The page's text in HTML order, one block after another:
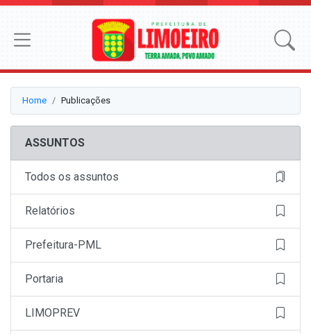
Home Publicações
ASSUNTOS
Todos os assuntos
Relatórios
Prefeitura-PML
Portaria
LIMOPREV